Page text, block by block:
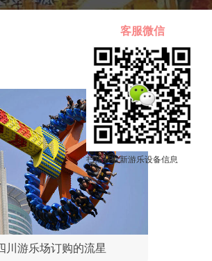
川游乐场订购的流星
客服微信
扫描获取新游乐设备信息